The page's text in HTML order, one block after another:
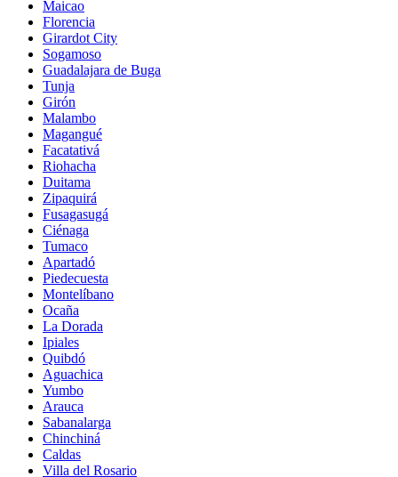
Maicao
Florencia
Girardot City
Sogamoso
Guadalajara de Buga
Tunja
Girón
Malambo
Magangué
Facatativá
Riohacha
Duitama
Zipaquirá
Fusagasugá
Ciénaga
Tumaco
Apartadó
Piedecuesta
Montelíbano
Ocaña
La Dorada
Ipiales
Quibdó
Aguachica
Yumbo
Arauca
Sabanalarga
Chinchiná
Caldas
Villa del Rosario